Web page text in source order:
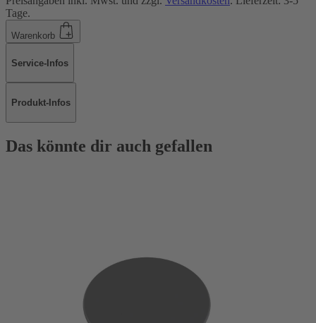
Tage.
Warenkorb
Service-Infos
Produkt-Infos
Das könnte dir auch gefallen